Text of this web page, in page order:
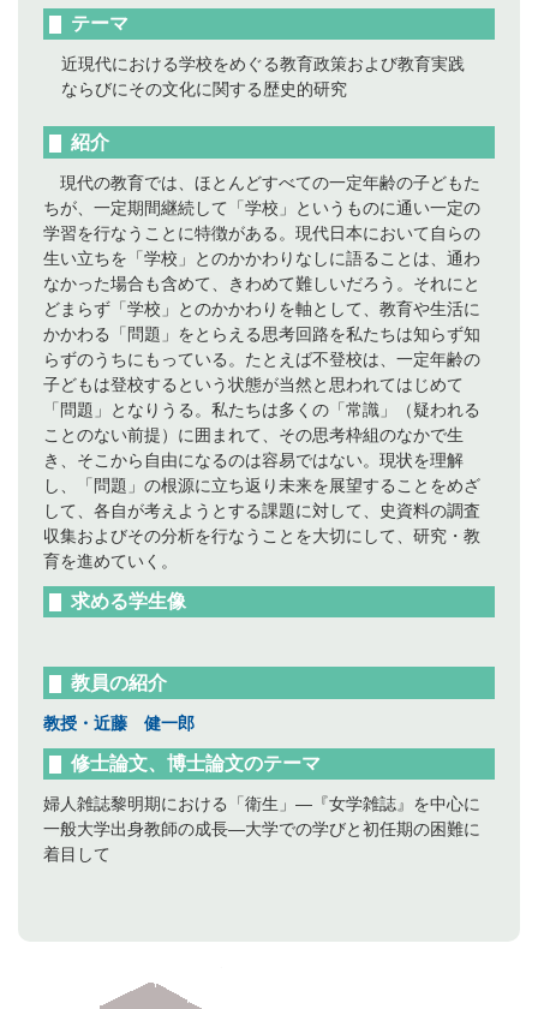
テーマ
近現代における学校をめぐる教育政策および教育実践
ならびにその文化に関する歴史的研究
紹介
現代の教育では、ほとんどすべての一定年齢の子どもた
ちが、一定期間継続して「学校」というものに通い一定の
学習を行なうことに特徴がある。現代日本において自らの
生い立ちを「学校」とのかかわりなしに語ることは、通わ
なかった場合も含めて、きわめて難しいだろう。それにと
どまらず「学校」とのかかわりを軸として、教育や生活に
かかわる「問題」をとらえる思考回路を私たちは知らず知
らずのうちにもっている。たとえば不登校は、一定年齢の
子どもは登校するという状態が当然と思われてはじめて
「問題」となりうる。私たちは多くの「常識」（疑われる
ことのない前提）に囲まれて、その思考枠組のなかで生
き、そこから自由になるのは容易ではない。現状を理解
し、「問題」の根源に立ち返り未来を展望することをめざ
して、各自が考えようとする課題に対して、史資料の調査
収集およびその分析を行なうことを大切にして、研究・教
育を進めていく。
求める学生像
教員の紹介
教授・近藤 健一郎
修士論文、博士論文のテーマ
婦人雑誌黎明期における「衛生」―『女学雑誌』を中心に
一般大学出身教師の成長―大学での学びと初任期の困難に
着目して